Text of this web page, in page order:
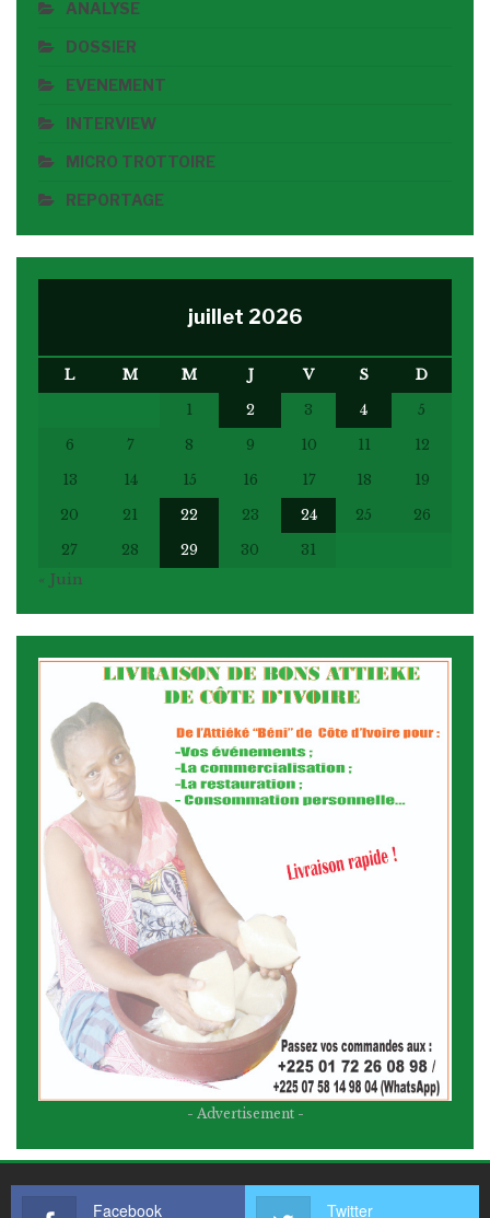
ANALYSE
DOSSIER
EVENEMENT
INTERVIEW
MICRO TROTTOIRE
REPORTAGE
juillet 2026
L M M J V S
D
1
2 3 4
5
6
7 8 9 10 11
12
13
14 15 16 17 18
19
20
21 22 23 24 25
26
27
28 29 30
31
« Juin
- Advertisement -
Facebook Twitter